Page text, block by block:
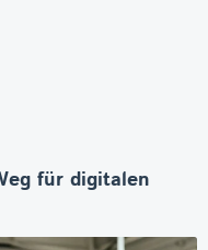
für digitalen